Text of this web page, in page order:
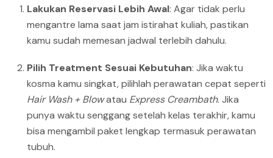
Lakukan Reservasi Lebih Awal: Agar tidak perlu
mengantre lama saat jam istirahat kuliah, pastikan
kamu sudah memesan jadwal terlebih dahulu.
Pilih Treatment Sesuai Kebutuhan: Jika waktu
kosma kamu singkat, pilihlah perawatan cepat seperti
Hair Wash + Blowatau Express Creambath. Jika
punya waktu senggang setelah kelas terakhir, kamu
bisa mengambil paket lengkap termasuk perawatan
tubuh.